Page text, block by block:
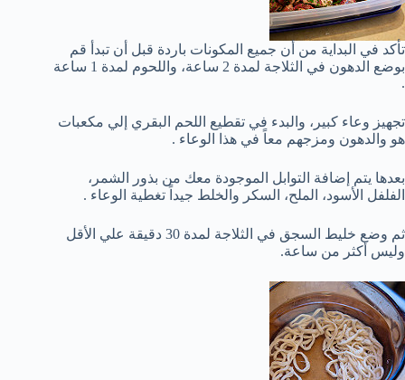
تأكد في البداية من أن جميع المكونات باردة قبل أن تبدأ قم
بوضع الدهون في الثلاجة لمدة 2 ساعة، واللحوم لمدة 1 ساعة
.
تجهيز وعاء كبير، والبدء في تقطيع اللحم البقري إلي مكعبات
هو والدهون ومزجهم معاً في هذا الوعاء .
بعدها يتم إضافة التوابل الموجودة معك من بذور الشمر،
الفلفل الأسود، الملح، السكر والخلط جيداً تغطية الوعاء .
ثم وضع خليط السجق في الثلاجة لمدة 30 دقيقة علي الأقل
وليس أكثر من ساعة.